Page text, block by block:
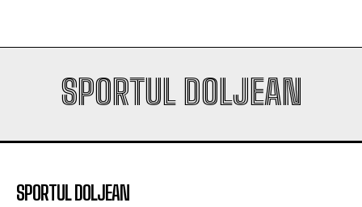
SPORTUL DOLJEAN
SPORTUL DOLJEAN
sportului. Reflectăm activitatea cluburilor, sportivilor